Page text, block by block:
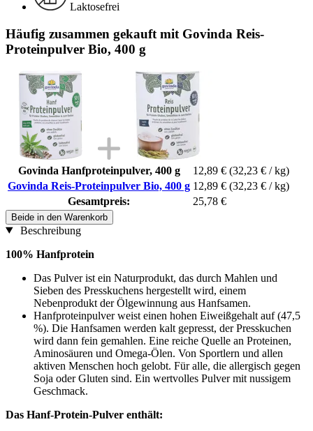
Laktosefrei
Häufig zusammen gekauft mit Govinda Reis-
Proteinpulver Bio, 400 g
Govinda Hanfproteinpulver, 400 g 12,89 € (32,23 € / kg)
Govinda Reis-Proteinpulver Bio, 400 g 12,89 € (32,23 € / kg)
Gesamtpreis:
25,78 €
Beide in den Warenkorb
Beschreibung
100% Hanfprotein
Das Pulver ist ein Naturprodukt, das durch Mahlen und
Sieben des Presskuchens hergestellt wird, einem
Nebenprodukt der Ölgewinnung aus Hanfsamen.
Hanfproteinpulver weist einen hohen Eiweißgehalt auf (47,5
%). Die Hanfsamen werden kalt gepresst, der Presskuchen
wird dann fein gemahlen. Eine reiche Quelle an Proteinen,
Aminosäuren und Omega-Ölen. Von Sportlern und allen
aktiven Menschen hoch gelobt. Für alle, die allergisch gegen
Soja oder Gluten sind. Ein wertvolles Pulver mit nussigem
Geschmack.
Das Hanf-Protein-Pulver enthält: